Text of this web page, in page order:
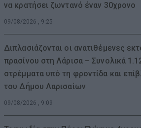
να κρατήσει ζωντανό έναν 30χρονο
09/08/2026 , 9:25
Διπλασιάζονται οι ανατιθέμενες
πρασίνου στη Λάρισα – Συνολικά
στρέμματα υπό τη φροντίδα και
του Δήμου Λαρισαίων
09/08/2026 , 9:09